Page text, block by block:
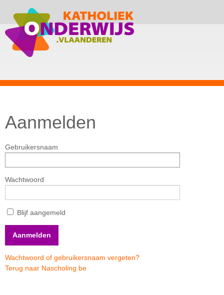
Aanmelden
Gebruikersnaam
Wachtwoord
Blijf aangemeld
Wachtwoord of gebruikersnaam vergeten?
Terug naar Nascholing.be